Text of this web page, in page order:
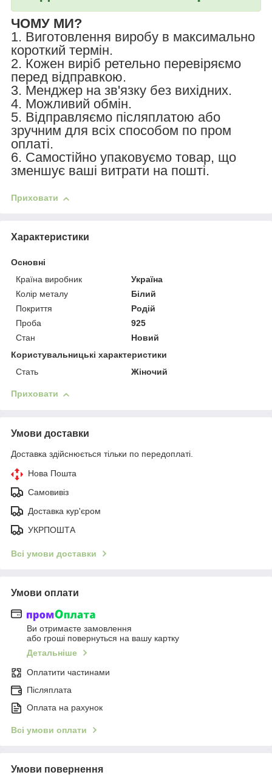
ЧОМУ МИ?
1. Виготовлення виробу в максимально
короткий термін.
2. Кожен виріб ретельно перевіряємо
перед відправкою.
3. Менджер на зв'язку без вихідних.
4. Можливий обмін.
5. Відправляємо післяплатою або
зручним для всіх способом по пром
оплаті.
6. Самостійно упаковуємо товар, що
зменшує ваші витрати на пошті.
Приховати
Характеристики
Основні
Країна виробник
Україна
Колір металу
Білий
Покриття
Родій
Проба
925
Стан
Новий
Користувальницькі характеристики
Стать
Жіночий
Приховати
Умови доставки
Доставка здійснюється тільки по передоплаті.
Нова Пошта
Самовивіз
Доставка кур'єром
УКРПОШТА
Всі умови доставки
Умови оплати
Ви отримаєте замовлення
або гроші повернуться на вашу картку
Детальніше
Оплатити частинами
Післяплата
Оплата на рахунок
Всі умови оплати
Умови повернення